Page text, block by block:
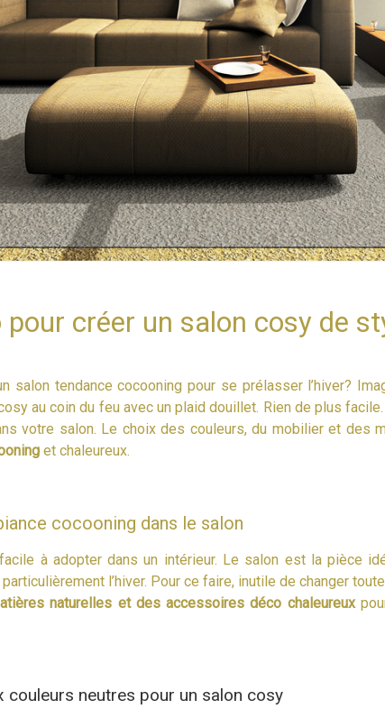
pour créer un salon cosy de
salon tendance cocooning pour se prélasser l’hiver?
au coin du feu avec un plaid douillet. Rien de plus
votre salon. Le choix des couleurs, du mobilier et des
et chaleureux.
cocooning dans le salon
à adopter dans un intérieur. Le salon est la pièce
particulièrement l’hiver. Pour ce faire, inutile de changer
naturelles et des accessoires déco chaleureux
couleurs neutres pour un salon cosy